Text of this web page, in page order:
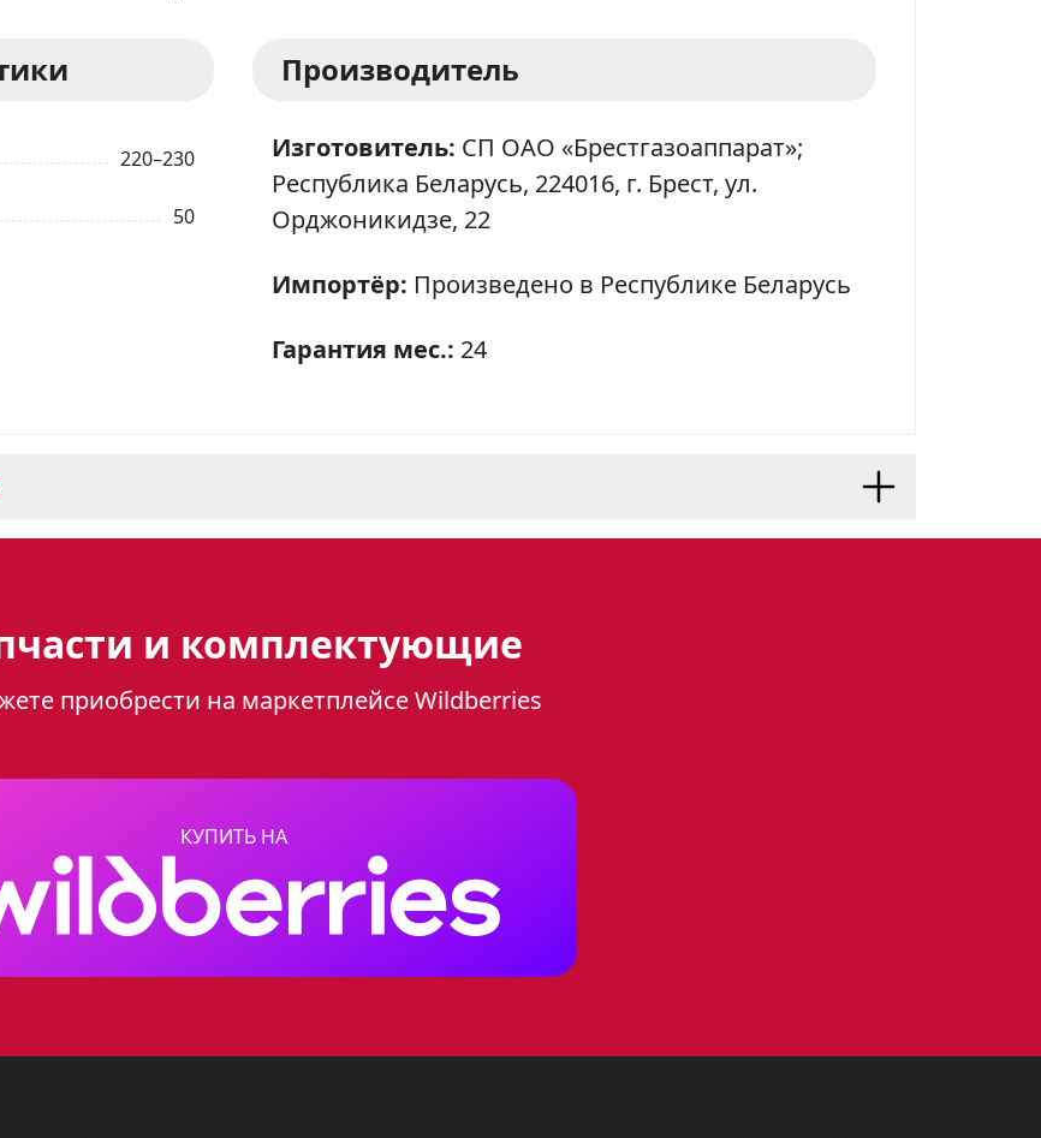
220–230
50
Производитель
Изготовитель: СП ОАО «Брестгазоаппарат»;
Республика Беларусь, 224016, г. Брест, ул.
Орджоникидзе, 22
Импортёр: Произведено в Республике Беларусь
Гарантия мес.: 24
- это идеальное решение для тех, кто ценит стиль и
своим компактным размерам (67 смв ширину,
идеально подойдет как для небольших, так и для просторных кухонь.
оснащена четырьмя газовыми конфорками, что позволит вам
и комплектующие
приобрести на маркетплейсе Wildberries
КУПИТЬ НА